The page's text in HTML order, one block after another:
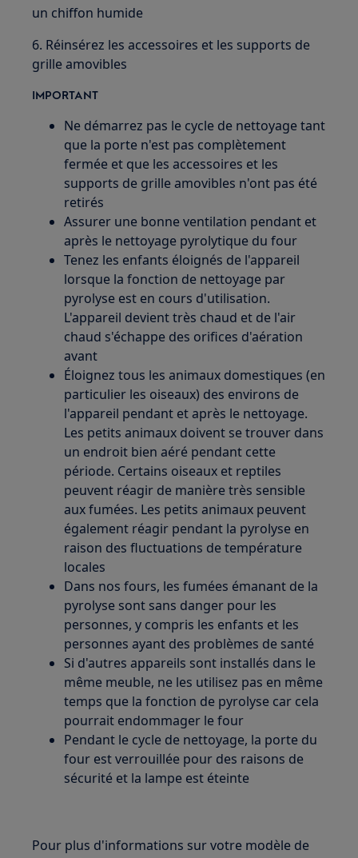
un chiffon humide
6. Réinsérez les accessoires et les supports de
grille amovibles
IMPORTANT
Ne démarrez pas le cycle de nettoyage tant
que la porte n'est pas complètement
fermée et que les accessoires et les
supports de grille amovibles n'ont pas été
retirés
Assurer une bonne ventilation pendant et
après le nettoyage pyrolytique du four
Tenez les enfants éloignés de l'appareil
lorsque la fonction de nettoyage par
pyrolyse est en cours d'utilisation.
L'appareil devient très chaud et de l'air
chaud s'échappe des orifices d'aération
avant
Éloignez tous les animaux domestiques (en
particulier les oiseaux) des environs de
l'appareil pendant et après le nettoyage.
Les petits animaux doivent se trouver dans
un endroit bien aéré pendant cette
période. Certains oiseaux et reptiles
peuvent réagir de manière très sensible
aux fumées. Les petits animaux peuvent
également réagir pendant la pyrolyse en
raison des fluctuations de température
locales
Dans nos fours, les fumées émanant de la
pyrolyse sont sans danger pour les
personnes, y compris les enfants et les
personnes ayant des problèmes de santé
Si d'autres appareils sont installés dans le
même meuble, ne les utilisez pas en même
temps que la fonction de pyrolyse car cela
pourrait endommager le four
Pendant le cycle de nettoyage, la porte du
four est verrouillée pour des raisons de
sécurité et la lampe est éteinte
Pour plus d'informations sur votre modèle de